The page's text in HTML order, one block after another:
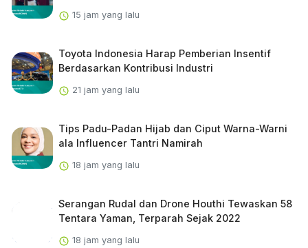
15 jam yang lalu
Toyota Indonesia Harap Pemberian Insentif
Berdasarkan Kontribusi Industri
21 jam yang lalu
Tips Padu-Padan Hijab dan Ciput Warna-Warni
ala Influencer Tantri Namirah
18 jam yang lalu
Serangan Rudal dan Drone Houthi Tewaskan 58
Tentara Yaman, Terparah Sejak 2022
18 jam yang lalu